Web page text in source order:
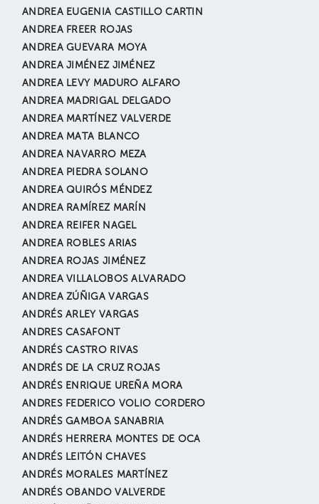
ANDREA EUGENIA CASTILLO CARTIN
ANDREA FREER ROJAS
ANDREA GUEVARA MOYA
ANDREA JIMÉNEZ JIMÉNEZ
ANDREA LEVY MADURO ALFARO
ANDREA MADRIGAL DELGADO
ANDREA MARTÍNEZ VALVERDE
ANDREA MATA BLANCO
ANDREA NAVARRO MEZA
ANDREA PIEDRA SOLANO
ANDREA QUIRÓS MÉNDEZ
ANDREA RAMÍREZ MARÍN
ANDREA REIFER NAGEL
ANDREA ROBLES ARIAS
ANDREA ROJAS JIMÉNEZ
ANDREA VILLALOBOS ALVARADO
ANDREA ZÚÑIGA VARGAS
ANDRÉS ARLEY VARGAS
ANDRES CASAFONT
ANDRÉS CASTRO RIVAS
ANDRÉS DE LA CRUZ ROJAS
ANDRÉS ENRIQUE UREÑA MORA
ANDRES FEDERICO VOLIO CORDERO
ANDRÉS GAMBOA SANABRIA
ANDRÉS HERRERA MONTES DE OCA
ANDRÉS LEITÓN CHAVES
ANDRÉS MORALES MARTÍNEZ
ANDRÉS OBANDO VALVERDE